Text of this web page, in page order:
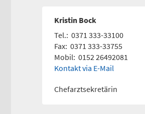
Kristin Bock
Tel.: 0371 333-33100
Fax: 0371 333-33755
Mobil: 0152 26492081
Kontakt via E-Mail
Chefarztsekretärin